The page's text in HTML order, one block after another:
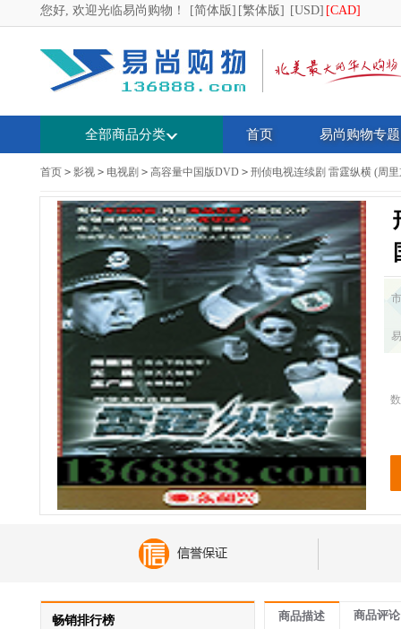
您好, 欢迎光临易尚购物！ [简体版] [繁体版] [USD] [CAD]
全部商品分类 首页 易尚购物专题
首页 > 影视 > 电视剧 > 高容量中国版DVD > 刑侦电视连续剧 雷霆纵横 (周
畅销排行榜 商品描述 商品评论